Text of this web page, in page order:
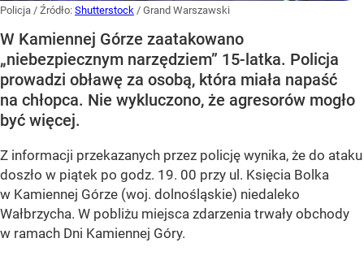
Policja / Źródło: Shutterstock / Grand Warszawski
W Kamiennej Górze zaatakowano
„niebezpiecznym narzędziem” 15-latka. Policja
prowadzi obławę za osobą, która miała napaść
na chłopca. Nie wykluczono, że agresorów mogło
być więcej.
Z informacji przekazanych przez policję wynika, że do ataku
doszło w piątek po godz. 19. 00 przy ul. Księcia Bolka
w Kamiennej Górze (woj. dolnośląskie) niedaleko
Wałbrzycha. W pobliżu miejsca zdarzenia trwały obchody
w ramach Dni Kamiennej Góry.